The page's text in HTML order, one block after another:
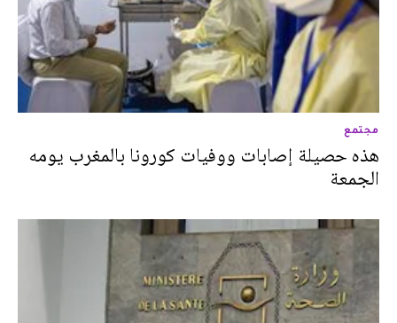
مجتمع
هذه حصيلة إصابات ووفيات كورونا بالمغرب يومه
الجمعة